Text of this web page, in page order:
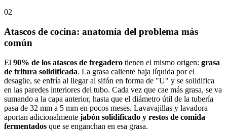
02
Atascos de cocina: anatomía del problema más
común
El 90% de los atascos de fregadero tienen el mismo origen: grasa
de fritura solidificada. La grasa caliente baja líquida por el
desagüe, se enfría al llegar al sifón en forma de "U" y se solidifica
en las paredes interiores del tubo. Cada vez que cae más grasa, se va
sumando a la capa anterior, hasta que el diámetro útil de la tubería
pasa de 32 mm a 5 mm en pocos meses. Lavavajillas y lavadora
aportan adicionalmente jabón solidificado y restos de comida
fermentados que se enganchan en esa grasa.